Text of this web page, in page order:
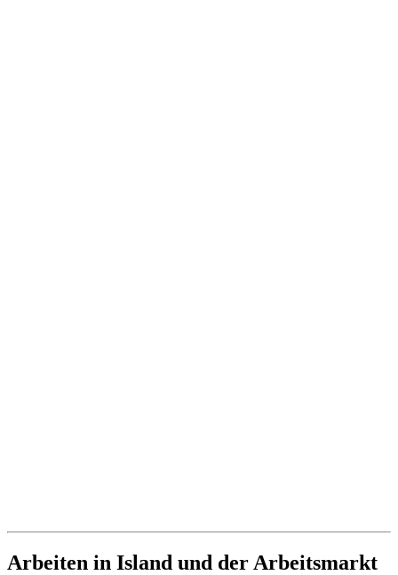
Arbeiten in Island und der Arbeitsmarkt